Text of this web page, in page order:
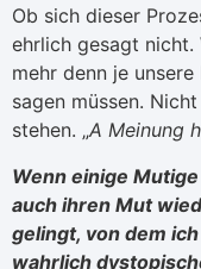
Ob sich dieser
ehrlich gesagt nicht.
mehr denn je
sagen müssen.
stehen. „A Meinung
Wenn einige
auch ihren Mut
gelingt, von dem
wahrlich